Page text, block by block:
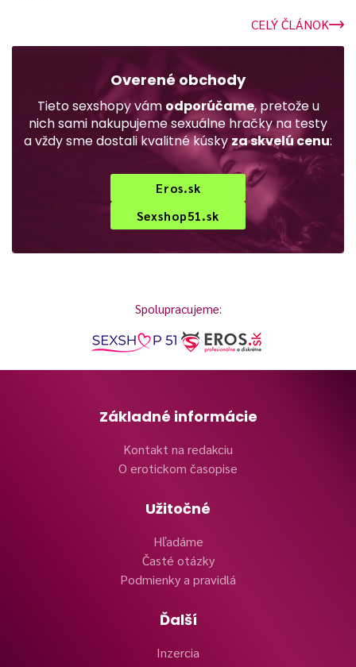
CELÝ ČLÁNOK
Overené obchody
Tieto sexshopy vám odporúčame, pretože u
nich sami nakupujeme sexuálne hračky na testy
a vždy sme dostali kvalitné kúskyza skvelú cenu:
Eros.sk
Sexshop51.sk
Spolupracujeme:
Základné informácie
Kontakt na redakciu
O erotickom časopise
Užitočné
Hľadáme
Časté otázky
Podmienky a pravidlá
Ďalší
Inzercia